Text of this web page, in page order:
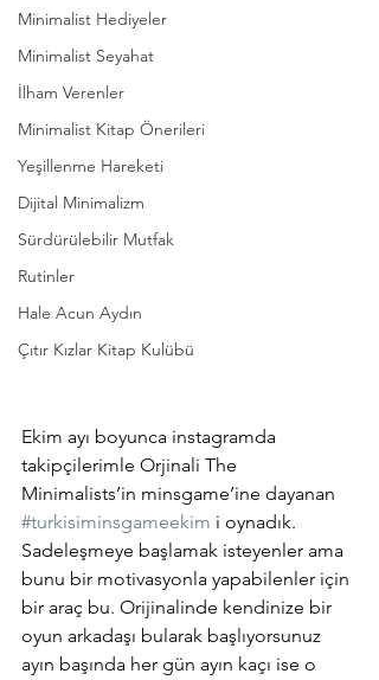
Minimalist Hediyeler
Minimalist Seyahat
İlham Verenler
Minimalist Kitap Önerileri
Yeşillenme Hareketi
Dijital Minimalizm
Sürdürülebilir Mutfak
Rutinler
Hale Acun Aydın
Çıtır Kızlar Kitap Kulübü
Ekim ayı boyunca instagramda
takipçilerimle Orjinali The
Minimalists’in minsgame’ine dayanan
#turkisiminsgameekim i oynadık.
Sadeleşmeye başlamak isteyenler ama
bunu bir motivasyonla yapabilenler için
bir araç bu. Orijinalinde kendinize bir
oyun arkadaşı bularak başlıyorsunuz
ayın başında her gün ayın kaçı ise o